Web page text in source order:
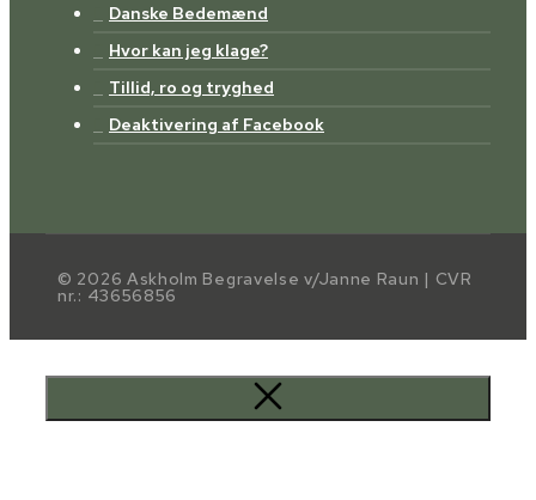
Danske Bedemænd
Hvor kan jeg klage?
Tillid, ro og tryghed
Deaktivering af Facebook
© 2026 Askholm Begravelse v/Janne Raun | CVR
nr.: 43656856